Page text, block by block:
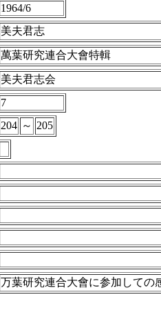
1964/6
美夫君志
萬葉研究連合大會特輯
美夫君志会
7
204 ～ 205
万葉研究連合大會に参加しての